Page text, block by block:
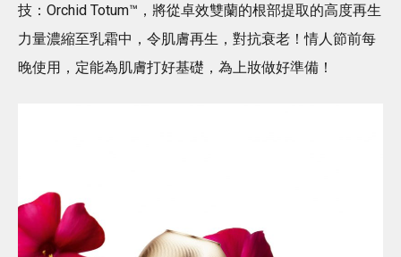
技：Orchid Totum™，將從卓效雙蘭的根部提取的高度再生
力量濃縮至乳霜中，令肌膚再生，對抗衰老！情人節前每
晚使用，定能為肌膚打好基礎，為上妝做好準備！